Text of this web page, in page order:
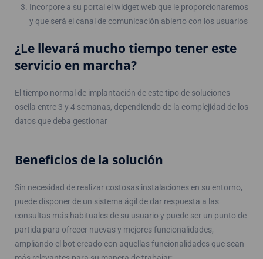
Incorpore a su portal el widget web que le proporcionaremos
y que será el canal de comunicación abierto con los usuarios
¿Le llevará mucho tiempo tener este
servicio en marcha?
El tiempo normal de implantación de este tipo de soluciones
oscila entre 3 y 4 semanas, dependiendo de la complejidad de los
datos que deba gestionar
Beneficios de la solución
Sin necesidad de realizar costosas instalaciones en su entorno,
puede disponer de un sistema ágil de dar respuesta a las
consultas más habituales de su usuario y puede ser un punto de
partida para ofrecer nuevas y mejores funcionalidades,
ampliando el bot creado con aquellas funcionalidades que sean